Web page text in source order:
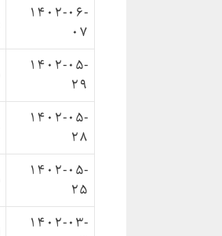
1402-06-
07
1402-05-
29
1402-05-
28
1402-05-
25
1402-03-